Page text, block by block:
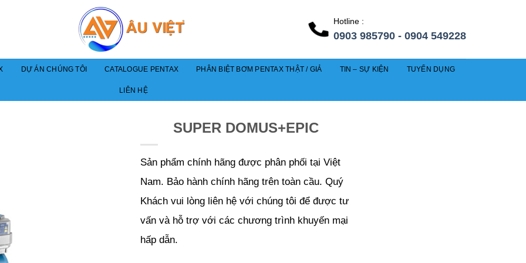
Hotline :
0903 985790 - 0904 549228
DỰ ÁN CHÚNG TÔI CATALOGUE PENTAX PHÂN BIỆT BƠM PENTAX THẬT / GIẢ TIN – SỰ KIỆN TUYỂN DỤNG
LIÊN HỆ
SUPER DOMUS+EPIC
Sản phẩm chính hãng được phân phối tại Việt
Nam. Bảo hành chính hãng trên toàn cầu. Quý
Khách vui lòng liên hệ với chúng tôi để được tư
vấn và hỗ trợ với các chương trình khuyến mại
hấp dẫn.